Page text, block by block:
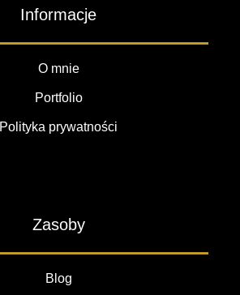
Informacje
O mnie
Portfolio
Polityka prywatności
Zasoby
Blog